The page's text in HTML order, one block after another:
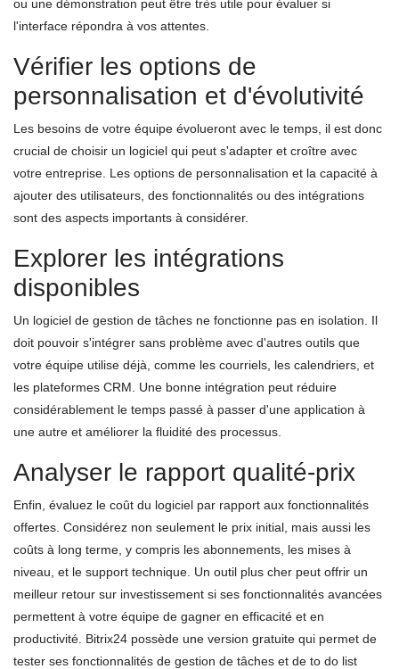
ou une démonstration peut être très utile pour évaluer si
l'interface répondra à vos attentes.
Vérifier les options de
personnalisation et d'évolutivité
Les besoins de votre équipe évolueront avec le temps, il est donc
crucial de choisir un logiciel qui peut s'adapter et croître avec
votre entreprise. Les options de personnalisation et la capacité à
ajouter des utilisateurs, des fonctionnalités ou des intégrations
sont des aspects importants à considérer.
Explorer les intégrations
disponibles
Un logiciel de gestion de tâches ne fonctionne pas en isolation. Il
doit pouvoir s'intégrer sans problème avec d'autres outils que
votre équipe utilise déjà, comme les courriels, les calendriers, et
les plateformes CRM. Une bonne intégration peut réduire
considérablement le temps passé à passer d'une application à
une autre et améliorer la fluidité des processus.
Analyser le rapport qualité-prix
Enfin, évaluez le coût du logiciel par rapport aux fonctionnalités
offertes. Considérez non seulement le prix initial, mais aussi les
coûts à long terme, y compris les abonnements, les mises à
niveau, et le support technique. Un outil plus cher peut offrir un
meilleur retour sur investissement si ses fonctionnalités avancées
permettent à votre équipe de gagner en efficacité et en
productivité. Bitrix24 possède une version gratuite qui permet de
tester ses fonctionnalités de gestion de tâches et de to do list